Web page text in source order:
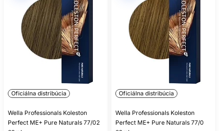
Oficiálna distribúcia
Wella Professionals Koleston
Perfect ME+ Pure Naturals 77/02
Oficiálna distribúcia
Wella Professionals Koleston
Perfect ME+ Pure Naturals 77/0